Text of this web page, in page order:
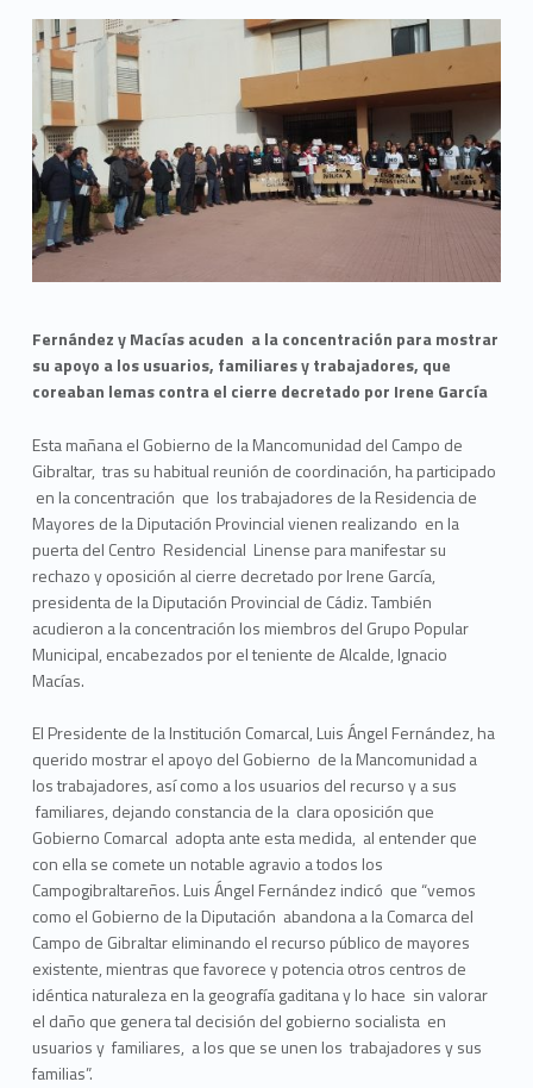
Fernández y Macías acuden a la concentración para mostrar
su apoyo a los usuarios, familiares y trabajadores, que
coreaban lemas contra el cierre decretado por Irene García
Esta mañana el Gobierno de la Mancomunidad del Campo de
Gibraltar, tras su habitual reunión de coordinación, ha participado
en la concentración que los trabajadores de la Residencia de
Mayores de la Diputación Provincial vienen realizando en la
puerta del Centro Residencial Linense para manifestar su
rechazo y oposición al cierre decretado por Irene García,
presidenta de la Diputación Provincial de Cádiz. También
acudieron a la concentración los miembros del Grupo Popular
Municipal, encabezados por el teniente de Alcalde, Ignacio
Macías.
El Presidente de la Institución Comarcal, Luis Ángel Fernández, ha
querido mostrar el apoyo del Gobierno de la Mancomunidad a
los trabajadores, así como a los usuarios del recurso y a sus
familiares, dejando constancia de la clara oposición que
Gobierno Comarcal adopta ante esta medida, al entender que
con ella se comete un notable agravio a todos los
Campogibraltareños. Luis Ángel Fernández indicó que “vemos
como el Gobierno de la Diputación abandona a la Comarca del
Campo de Gibraltar eliminando el recurso público de mayores
existente, mientras que favorece y potencia otros centros de
idéntica naturaleza en la geografía gaditana y lo hace sin valorar
el daño que genera tal decisión del gobierno socialista en
usuarios y familiares, a los que se unen los trabajadores y sus
familias”.